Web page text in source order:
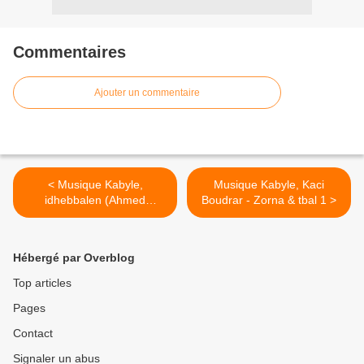
Commentaires
Ajouter un commentaire
< Musique Kabyle,
idhebbalen (Ahmed
Cherfaoui) - Zorna & tbal 1
Musique Kabyle, Kaci
Boudrar - Zorna & tbal 1 >
Hébergé par Overblog
Top articles
Pages
Contact
Signaler un abus